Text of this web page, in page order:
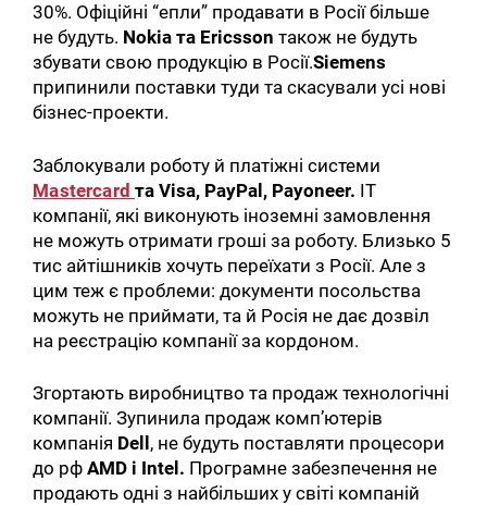
30%. Офіційні “епли” продавати в Росії більше
не будуть. Nokia та Ericssonтакож не будуть
збувати свою продукцію в Росії.Siemens
припинили поставки туди та скасували усі нові
бізнес-проекти.
Заблокували роботу й платіжні системи
Mastercardта Visa, PayPal, Payoneer. ІТ
компанії, які виконують іноземні замовлення
не можуть отримати гроші за роботу. Близько 5
тис айтішників хочуть переїхати з Росії. Але з
цим теж є проблеми: документи посольства
можуть не приймати, та й Росія не дає дозвіл
на реєстрацію компанії за кордоном.
Згортають виробництво та продаж технологічні
компанії. Зупинила продаж комп’ютерів
компанія Dell, не будуть поставляти процесори
до рфAMD і Intel. Програмне забезпечення не
продають одні з найбільших у світі компаній